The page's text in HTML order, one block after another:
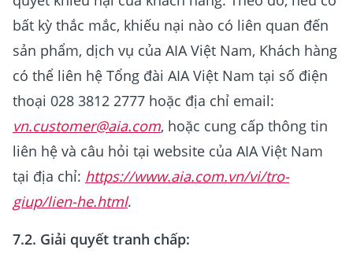
bất kỳ thắc mắc, khiếu nại nào có liên quan đến
sản phẩm, dịch vụ của AIA Việt Nam, Khách hàng
có thể liên hệ Tổng đài AIA Việt Nam tại số điện
thoại 028 3812 2777 hoặc địa chỉ email:
vn.customer@aia.com, hoặc cung cấp thông tin
liên hệ và câu hỏi tại website của AIA Việt Nam
tại địa chỉ: https://www.aia.com.vn/vi/tro-
giup/lien-he.html.
7.2. Giải quyết tranh chấp: